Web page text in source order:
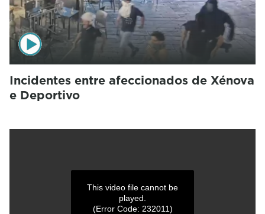
Incidentes entre afeccionados de Xénova
e Deportivo
This video file cannot be
played.
(Error Code: 232011)